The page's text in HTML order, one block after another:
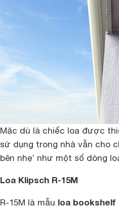
Mặc dù là chiếc loa được
sử dụng trong nhà vẫn cho
bên nhẹ’ như một số dòng
Loa Klipsch R-15M
R-15M là mẫu loa bookshelf